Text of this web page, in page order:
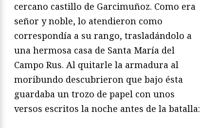
cercano castillo de Garcimuñoz. Como era
señor y noble, lo atendieron como
correspondía a su rango, trasladándolo a
una hermosa casa de Santa María del
Campo Rus. Al quitarle la armadura al
moribundo descubrieron que bajo ésta
guardaba un trozo de papel con unos
versos escritos la noche antes de la batalla: